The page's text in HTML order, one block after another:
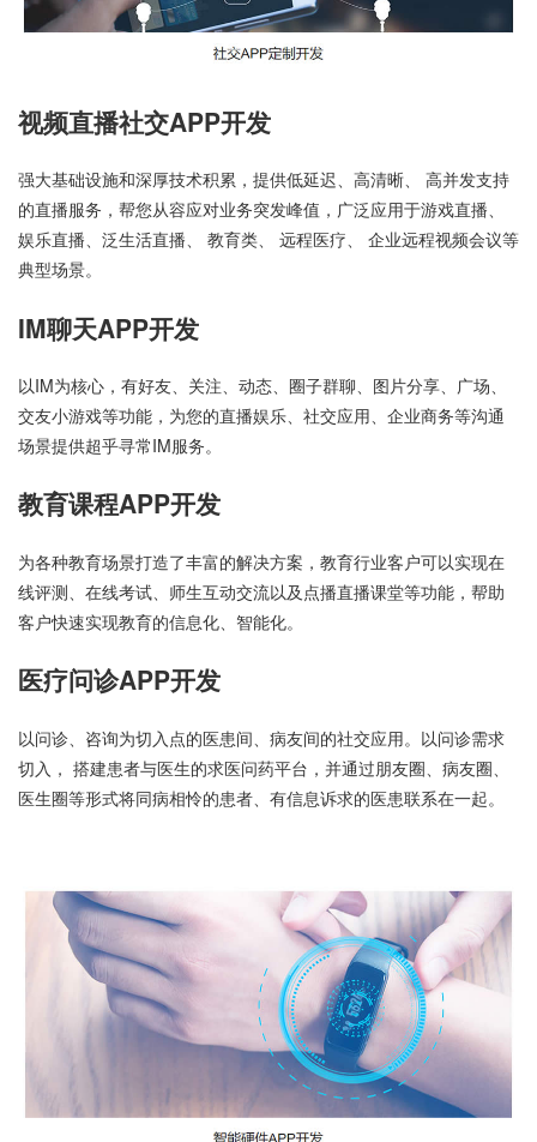
视频直播社交APP开发
强大基础设施和深厚技术积累，提供低延迟、高清晰、 高并发支持
的直播服务，帮您从容应对业务突发峰值，广泛应用于游戏直播、
娱乐直播、泛生活直播、 教育类、 远程医疗、 企业远程视频会议等
典型场景。
IM聊天APP开发
以IM为核心，有好友、关注、动态、圈子群聊、图片分享、广场、
交友小游戏等功能，为您的直播娱乐、社交应用、企业商务等沟通
场景提供超乎寻常IM服务。
教育课程APP开发
为各种教育场景打造了丰富的解决方案，教育行业客户可以实现在
线评测、在线考试、师生互动交流以及点播直播课堂等功能，帮助
客户快速实现教育的信息化、智能化。
医疗问诊APP开发
以问诊、咨询为切入点的医患间、病友间的社交应用。以问诊需求
切入， 搭建患者与医生的求医问药平台，并通过朋友圈、病友圈、
医生圈等形式将同病相怜的患者、有信息诉求的医患联系在一起。